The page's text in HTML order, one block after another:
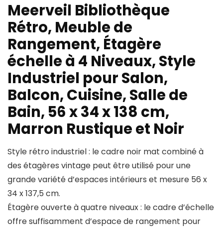
Meerveil Bibliothèque
Rétro, Meuble de
Rangement, Étagère
échelle à 4 Niveaux, Style
Industriel pour Salon,
Balcon, Cuisine, Salle de
Bain, 56 x 34 x 138 cm,
Marron Rustique et Noir
Style rétro industriel : le cadre noir mat combiné à
des étagères vintage peut être utilisé pour une
grande variété d’espaces intérieurs et mesure 56 x
34 x 137,5 cm.
Étagère ouverte à quatre niveaux : le cadre d’échelle
offre suffisamment d’espace de rangement pour